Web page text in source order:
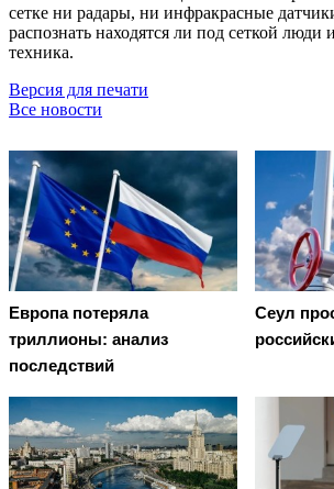
сетке ни радары, ни инфракрасные
распознать находятся ли под сеткой люди
техника.
Версия для печати
Все новости
Европа потеряла
триллионы: анализ
последствий
Сеул